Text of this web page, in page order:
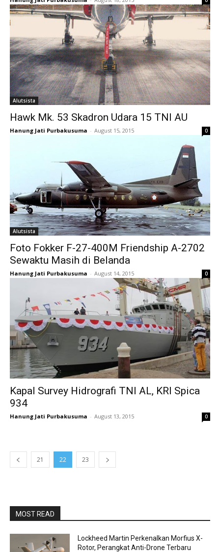
Alutsista
Hawk Mk. 53 Skadron Udara 15 TNI AU
Hanung Jati Purbakusuma - August 15, 2015 0
Alutsista
Foto Fokker F-27-400M Friendship A-2702
Sewaktu Masih di Belanda
Hanung Jati Purbakusuma - August 14, 2015 0
Kapal Survey Hidrografi TNI AL, KRI Spica
934
Hanung Jati Purbakusuma - August 13, 2015 0
21 22 23
MOST READ
Lockheed Martin Perkenalkan Morfius X-
Rotor, Perangkat Anti-Drone Terbaru